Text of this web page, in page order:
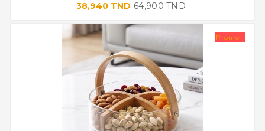
38,940 TND 64,900 TND
Promo !